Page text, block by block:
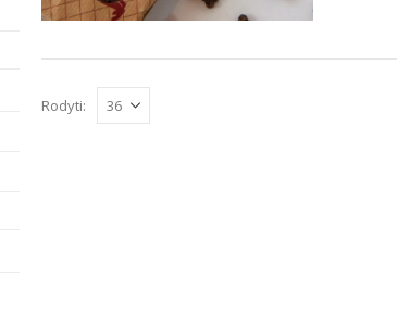
Rodyti: